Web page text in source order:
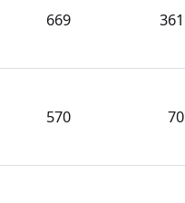
669 361
570 70